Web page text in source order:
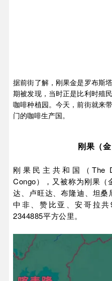
据前街了解，刚果金是罗布斯
期被发现，当时正是比利时殖
咖啡种植园。今天，前街就来
门的咖啡生产国。
刚果（
刚果民主共和国（The
Congo），又被称为刚果
达、卢旺达、布隆迪、坦桑
中非、赞比亚、安哥拉
2344885平方公里。